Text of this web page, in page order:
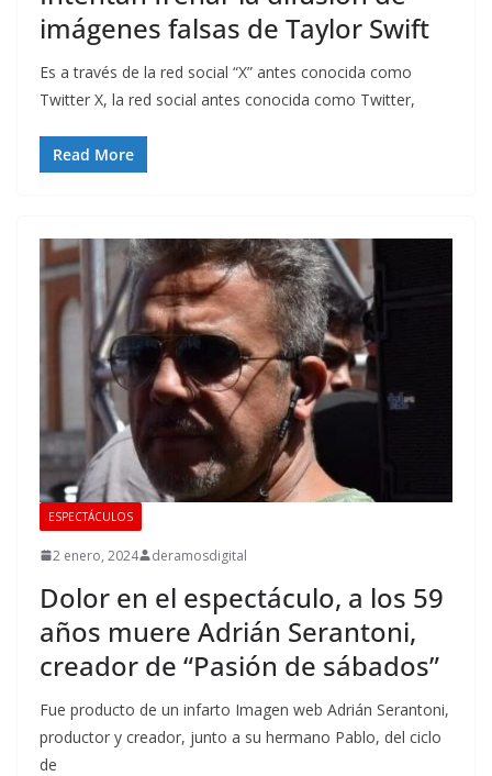
imágenes falsas de Taylor Swift
Es a través de la red social “X” antes conocida como
Twitter X, la red social antes conocida como Twitter,
Read More
ESPECTÁCULOS
2 enero, 2024 deramosdigital
Dolor en el espectáculo, a los 59
años muere Adrián Serantoni,
creador de “Pasión de sábados”
Fue producto de un infarto Imagen web Adrián Serantoni,
productor y creador, junto a su hermano Pablo, del ciclo
de